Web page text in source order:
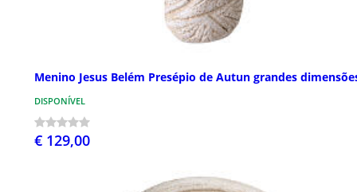
Menino Jesus Belém Presépio de Autun grandes
DISPONÍVEL
€ 129,00